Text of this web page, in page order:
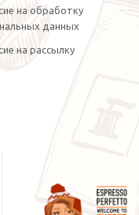
на обработку
данных
на рассылку